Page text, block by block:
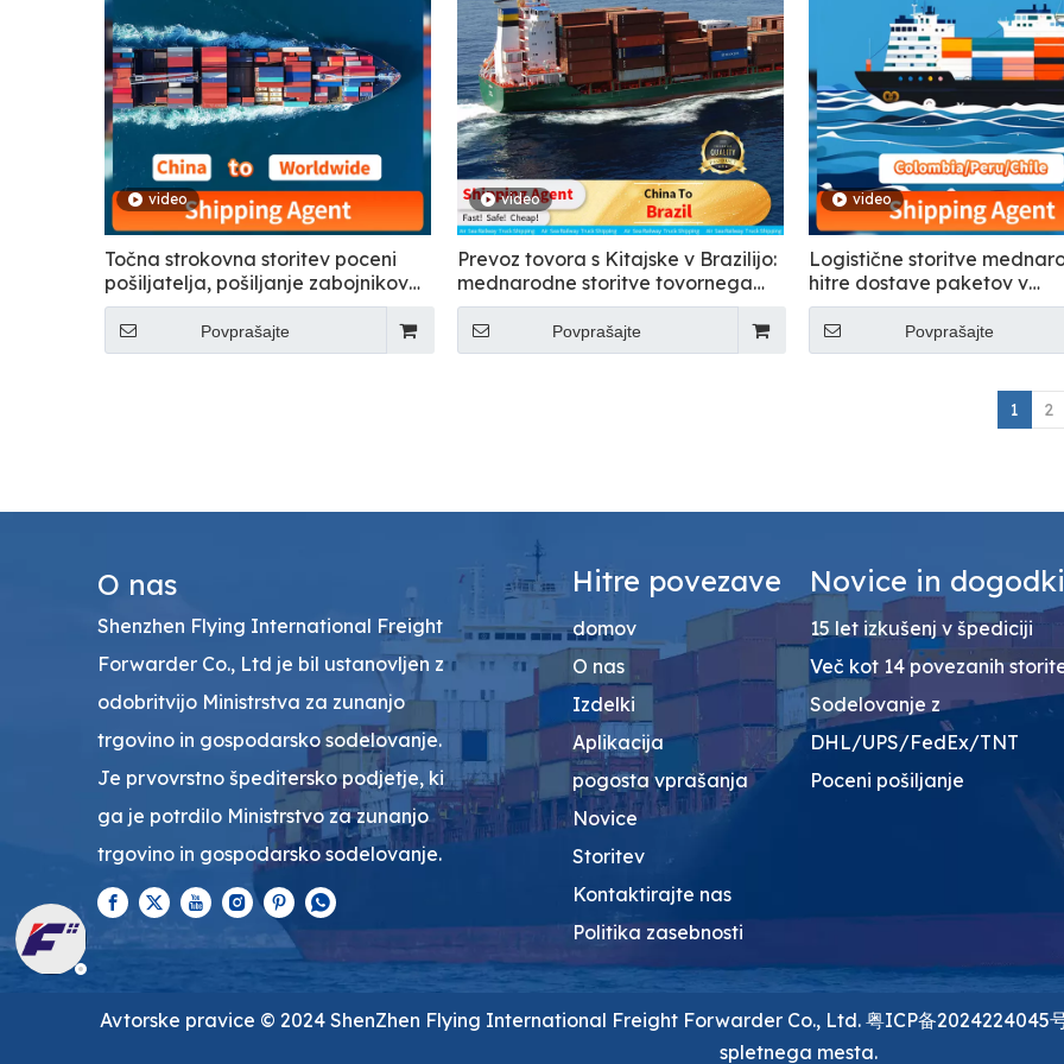
video
Točna strokovna storitev poceni
pošiljatelja, pošiljanje zabojnikov
po vsem svetu
Povprašajte
video
Prevoz tovora s Kitajske v Brazilijo:
mednarodne storitve tovornega
prometa
Povprašajte
video
Logistične storitve
hitre dostave paketov v
Kolumbijo/Peru/Čile
Povprašajte
1 2
O nas
Shenzhen Flying International Freight
Forwarder Co., Ltd je bil ustanovljen z
odobritvijo Ministrstva za zunanjo
trgovino in gospodarsko sodelovanje.
Je prvovrstno špeditersko podjetje, ki
ga je potrdilo Ministrstvo za zunanjo
trgovino in gospodarsko sodelovanje.
Hitre povezave
domov
O nas
Izdelki
Aplikacija
pogosta vprašanja
Novice
Storitev
Kontaktirajte nas
Politika zasebnosti
Novice in dogodki
15 let izkušenj v špediciji
Več kot 14 povezanih
Sodelovanje z
DHL/UPS/FedEx/TNT
Poceni pošiljanje
Avtorske pravice ©️ 2024 ShenZhen Flying International Freight Forwarder Co., Ltd. 粤ICP备2024224045
spletnega mesta.